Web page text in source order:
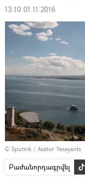
13:10 01.11.2016
© Sputnik / Asatur Yesayants
Բաժանորդագրվել